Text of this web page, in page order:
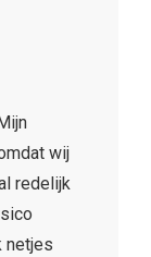
wij
redelijk
netjes